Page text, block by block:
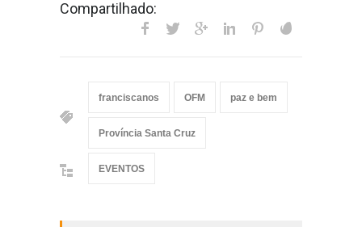
Compartilhado:
franciscanos OFM paz e bem
Província Santa Cruz
EVENTOS